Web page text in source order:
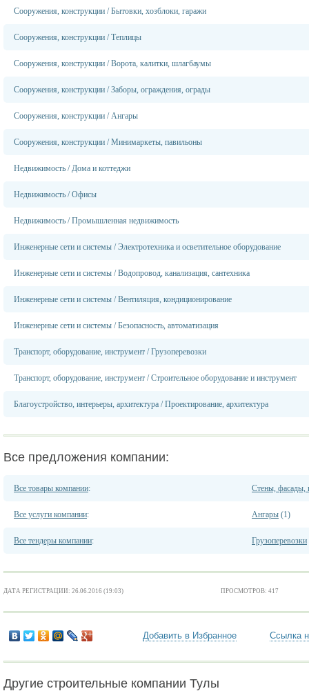
Сооружения, конструкции /Бытовки, хозблоки, гаражи
Сооружения, конструкции /Теплицы
Сооружения, конструкции /Ворота, калитки, шлагбаумы
Сооружения, конструкции /Заборы, ограждения, ограды
Сооружения, конструкции /Ангары
Сооружения, конструкции /Минимаркеты, павильоны
Недвижимость /Дома и коттеджи
Недвижимость /Офисы
Недвижимость /Промышленная недвижимость
Инженерные сети и системы /Электротехника и осветительное оборудование
Инженерные сети и системы /Водопровод, канализация, сантехника
Инженерные сети и системы /Вентиляция, кондиционирование
Инженерные сети и системы /Безопасность, автоматизация
Транспорт, оборудование, инструмент /Грузоперевозки
Транспорт, оборудование, инструмент /Строительное оборудование и инструмент
Благоустройство, интерьеры, архитектура /Проектирование, архитектура
Все предложения компании:
Все товары компании: Стены, фасады,
Все услуги компании: Ангары (1)
Все тендеры компании: Грузоперевозки
ДАТА РЕГИСТРАЦИИ: 26.06.2016 (19:03) ПРОСМОТРОВ: 417
Добавить в Избранное Ссылка
Другие строительные компании Тулы